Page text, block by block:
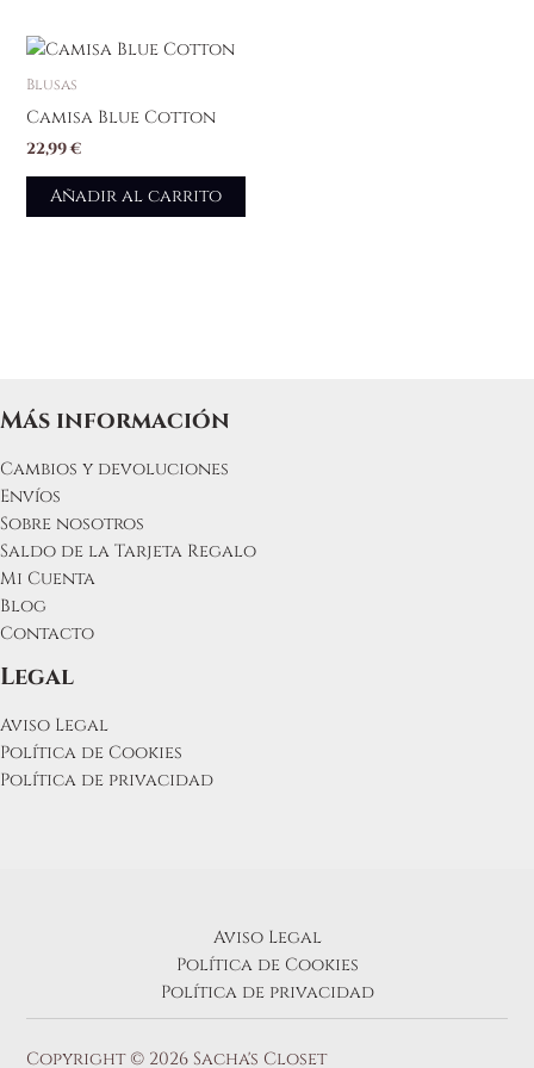
Blusas
Camisa Blue Cotton
22,99€
Añadir al carrito
Más información
Cambios y devoluciones
Envíos
Sobre nosotros
Saldo de la Tarjeta Regalo
Mi Cuenta
Blog
Contacto
Legal
Aviso Legal
Política de Cookies
Política de privacidad
Aviso Legal
Política de Cookies
Política de privacidad
Copyright © 2026 Sacha's Closet